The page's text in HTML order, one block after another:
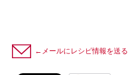
←メールにレシピ情報を送る